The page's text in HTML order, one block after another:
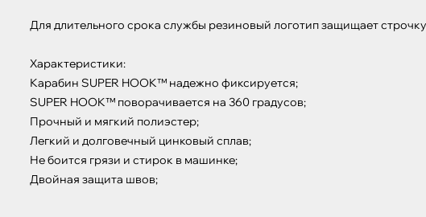
Для длительного срока службы резиновый логотип защищает
Характеристики:
Карабин SUPER HOOK™ надежно фиксируется;
SUPER HOOK™ поворачивается на 360 градусов;
Прочный и мягкий полиэстер;
Легкий и долговечный цинковый сплав;
Не боится грязи и стирок в машинке;
Двойная защита швов;